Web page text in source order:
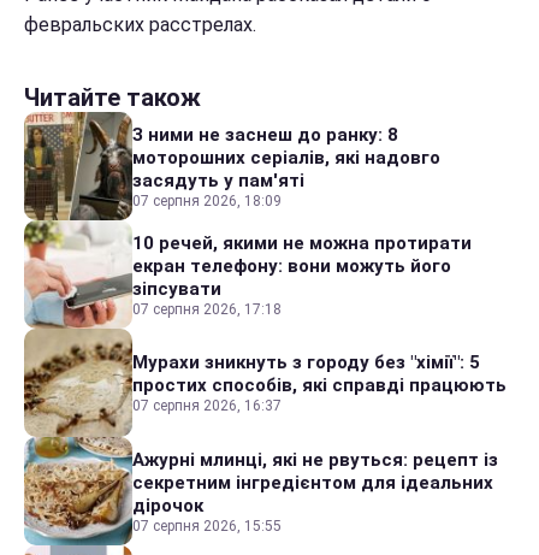
февральских расстрелах.
Читайте також
З ними не заснеш до ранку: 8
моторошних серіалів, які надовго
засядуть у пам'яті
07 серпня 2026, 18:09
10 речей, якими не можна протирати
екран телефону: вони можуть його
зіпсувати
07 серпня 2026, 17:18
Мурахи зникнуть з городу без "хімії": 5
простих способів, які справді працюють
07 серпня 2026, 16:37
Ажурні млинці, які не рвуться: рецепт із
секретним інгредієнтом для ідеальних
дірочок
07 серпня 2026, 15:55